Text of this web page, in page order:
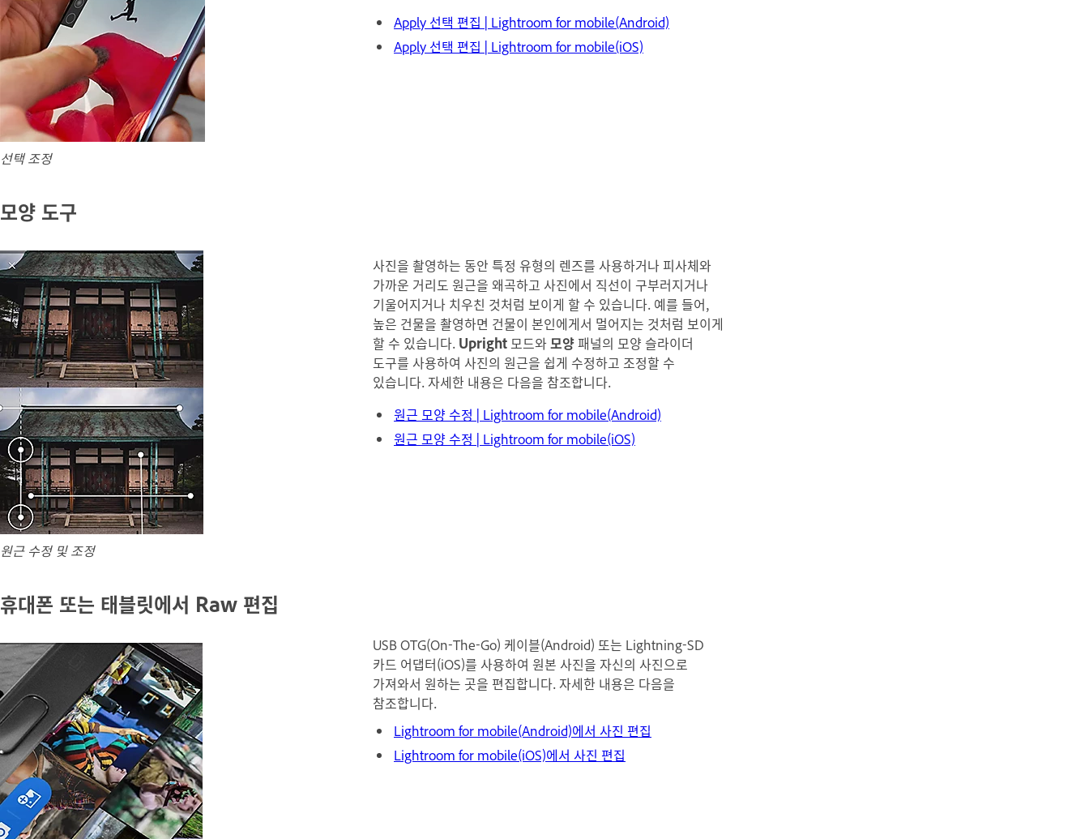
Apply 선택 편집 | Lightroom for mobile(Android)
Apply 선택 편집 | Lightroom for mobile(iOS)
선택 조정
모양 도구
사진을 촬영하는 동안 특정 유형의 렌즈를 사용하거나 피사체와
가까운 거리도 원근을 왜곡하고 사진에서 직선이 구부러지거나
기울어지거나 치우친 것처럼 보이게 할 수 있습니다. 예를 들어,
높은 건물을 촬영하면 건물이 본인에게서 멀어지는 것처럼 보이게
할 수 있습니다. Upright 모드와모양패널의 모양 슬라이더
도구를 사용하여 사진의 원근을 쉽게 수정하고 조정할 수
있습니다. 자세한 내용은 다음을 참조합니다.
원근 모양 수정 | Lightroom for mobile(Android)
원근 모양 수정 | Lightroom for mobile(iOS)
원근 수정 및 조정
휴대폰 또는 태블릿에서 Raw 편집
USB OTG(On-The-Go) 케이블(Android) 또는 Lightning-SD
카드 어댑터(iOS)를 사용하여 원본 사진을 자신의 사진으로
가져와서 원하는 곳을 편집합니다. 자세한 내용은 다음을
참조합니다.
Lightroom for mobile(Android)에서 사진 편집
Lightroom for mobile(iOS)에서 사진 편집